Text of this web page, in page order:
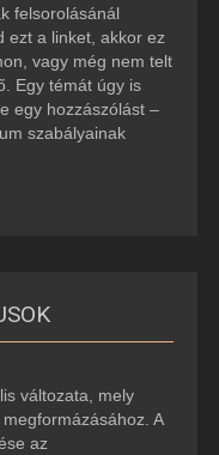
felsorolásánál
ezt a linket, akkor ez
vagy még nem telt
Egy témát úgy is
egy hozzászólást –
szabályainak
változata, mely
A
az